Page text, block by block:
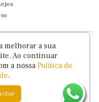
60.458.825/0001-86
Paulo / SP - CEP 03016-030
© 2026
melhorar a sua
Ao continuar
a nossa Política de
.